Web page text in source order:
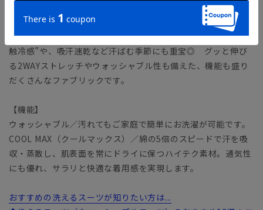
清涼感のあるトロピカル生地を使用。一般的なポリエステルよ
りも細い糸を使用し、軽やか＆ウールのようなハリ感のある風
合いに仕上げました。着用した際にひんやり冷たく感じる“接
触冷感”や、吸汗速乾など汗ばむ季節にも重宝◎ グッと伸び
る2WAYストレッチやウォッシャブル性も備えた、機能も盛り
だくさんなファブリックです。
【機能】
ウォッシャブル／汚れてもご家庭で簡単にお洗濯が可能です。
COOL MAX（クールマックス）／綿の5倍のスピードで汗を吸
収・蒸散し、肌表面を常にドライに保つハイテク素材。通気性
にも優れ、サラリと快適な着用感を実現します。
おすすめの洗えるスーツが知りたい方は...